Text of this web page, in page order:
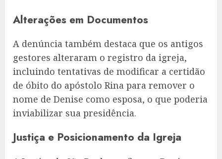
Alterações em Documentos
A denúncia também destaca que os antigos
gestores alteraram o registro da igreja,
incluindo tentativas de modificar a certidão
de óbito do apóstolo Rina para remover o
nome de Denise como esposa, o que poderia
inviabilizar sua presidência.
Justiça e Posicionamento da Igreja